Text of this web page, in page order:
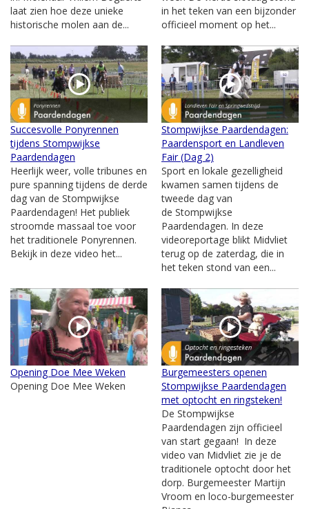
laat zien hoe deze unieke
historische molen aan de...
in het teken van een bijzonder
officieel moment op het...
Succesvolle Ponyrennen
tijdens Stompwijkse
Paardendagen
Heerlijk weer, volle tribunes en
pure spanning tijdens de derde
dag van de Stompwijkse
Paardendagen! Het publiek
stroomde massaal toe voor
het traditionele Ponyrennen.
Bekijk in deze video het...
Stompwijkse Paardendagen:
Paardensport en Landleven
Fair (Dag 2)
Sport en lokale gezelligheid
kwamen samen tijdens de
tweede dag van
de Stompwijkse
Paardendagen. In deze
videoreportage blikt Midvliet
terug op de zaterdag, die in
het teken stond van een...
Opening Doe Mee Weken
Opening Doe Mee Weken
Burgemeesters openen
Stompwijkse Paardendagen
met optocht en ringsteken!
De Stompwijkse
Paardendagen zijn officieel
van start gegaan! In deze
video van Midvliet zie je de
traditionele optocht door het
dorp. Burgemeester Martijn
Vroom en loco-burgemeester